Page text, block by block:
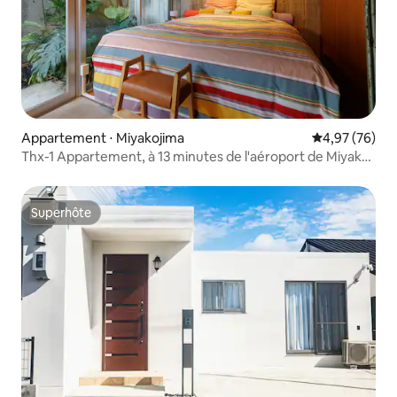
Appartement ⋅ Miyakojima Évaluation
4,97 (76)
Thx-1 Appartement, à 13 minutes de l'aéroport de Miyako,
appartement familial 1
Superhôte
Superhôte